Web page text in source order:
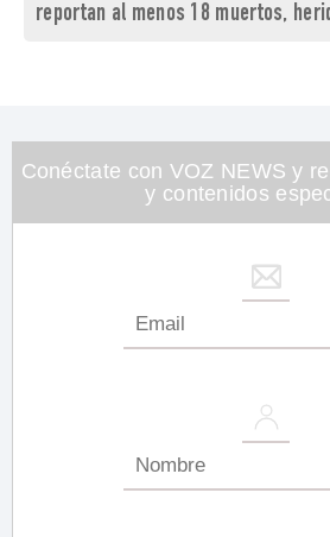
reportan al menos 18 muertos,
Conéctate con VOZ NEWS y
y contenidos